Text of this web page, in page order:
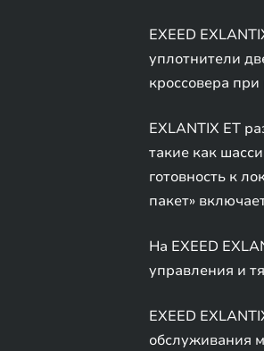
EXEED
уплотнители
кроссовера
EXLANTIX ET
такие как
готовность к
пакет»
На EXEED
управления и
EXEED
обслуживания